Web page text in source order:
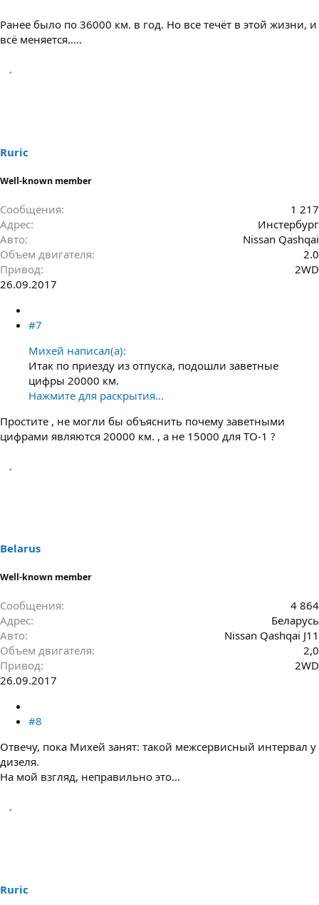
Ранее было по 36000 км. в год. Но все течёт в этой жизни, и
всё меняется.....
Ruric
Well-known member
Сообщения
1 217
Адрес
Инстербург
Авто
Nissan Qashqai
Объем двигателя
2.0
Привод
2WD
26.09.2017
#7
Михей написал(а):
Итак по приезду из отпуска, подошли заветные
цифры 20000 км.
Нажмите для раскрытия...
Простите , не могли бы объяснить почему заветными
цифрами являются 20000 км. , а не 15000 для ТО-1 ?
Belarus
Well-known member
Сообщения
4 864
Адрес
Беларусь
Авто
Nissan Qashqai J11
Объем двигателя
2,0
Привод
2WD
26.09.2017
#8
Отвечу, пока Михей занят: такой межсервисный интервал у
дизеля.
На мой взгляд, неправильно это...
Ruric